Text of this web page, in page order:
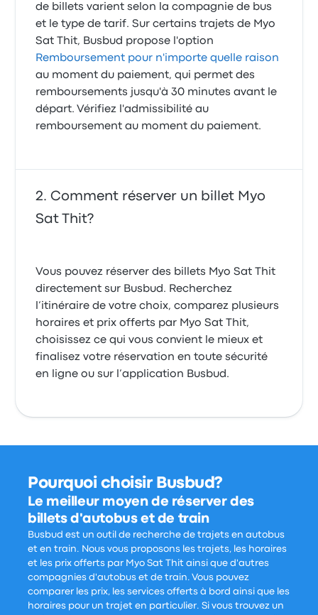
de billets varient selon la compagnie de bus
et le type de tarif. Sur certains trajets de Myo
Sat Thit, Busbud propose l'option
Remboursement pour n'importe quelle raison
au moment du paiement, qui permet des
remboursements jusqu'à 30 minutes avant le
départ. Vérifiez l'admissibilité au
remboursement au moment du paiement.
Comment réserver un billet Myo
Sat Thit?
Vous pouvez réserver des billets Myo Sat Thit
directement sur Busbud. Recherchez
l’itinéraire de votre choix, comparez plusieurs
horaires et prix offerts par Myo Sat Thit,
choisissez ce qui vous convient le mieux et
finalisez votre réservation en toute sécurité
en ligne ou sur l’application Busbud.
Pourquoi choisir Busbud?
Le meilleur moyen de réserver des
billets d'autobus et de train
Busbud est un outil de recherche de trajets en autobus
et en train. Nous vous proposons les trajets, les horaires
et les prix offerts par Myo Sat Thit ainsi que d'autres
compagnies d'autobus et de train. Vous pouvez
comparer les prix, les services offerts à bord ainsi que les
horaires pour un trajet en particulier. Si vous trouvez un